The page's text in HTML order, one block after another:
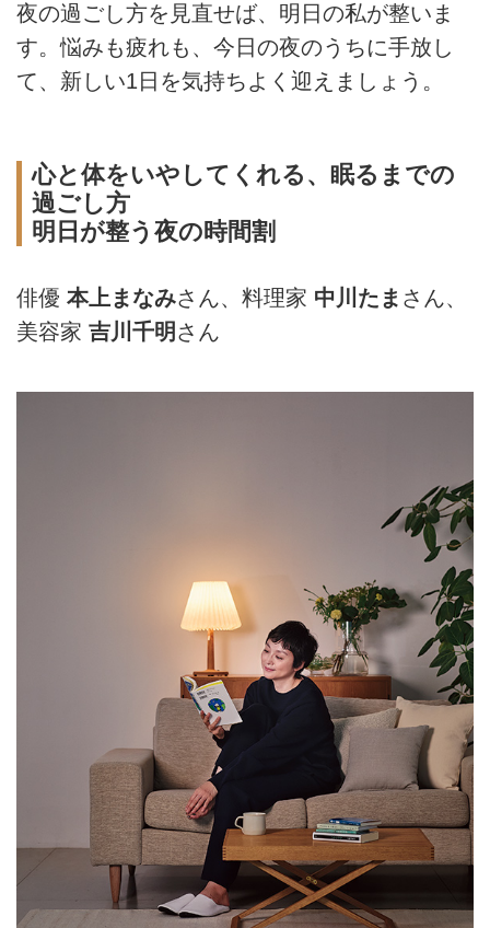
夜の過ごし方を見直せば、明日の私が整いま
す。悩みも疲れも、今日の夜のうちに手放し
て、新しい1日を気持ちよく迎えましょう。
心と体をいやしてくれる、眠るまでの
過ごし方
明日が整う夜の時間割
俳優 本上まなみさん、料理家 中川たま さん、
美容家 吉川千明 さん